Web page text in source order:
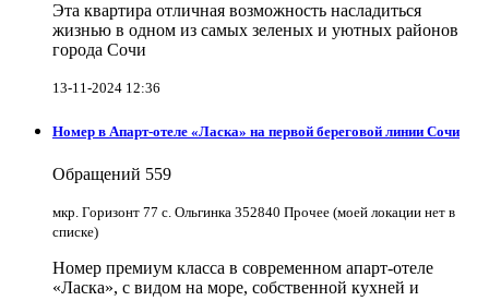
Эта квартира отличная возможность насладиться
жизнью в одном из самых зеленых и уютных районов
города Сочи
13-11-2024 12:36
Номер в Апарт-отеле «Ласка» на первой береговой линии Сочи
Обращений 559
мкр. Горизонт 77 с. Ольгинка 352840 Прочее (моей локации нет в
списке)
Номер премиум класса в современном апарт-отеле
«Ласка», с видом на море, собственной кухней и